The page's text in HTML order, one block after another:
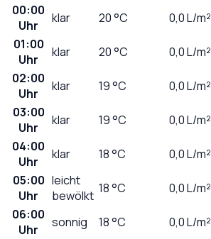
00:00
Uhr
klar 20°C 0,0L/m²
01:00
Uhr
klar 20°C 0,0L/m²
02:00
Uhr
klar 19°C 0,0L/m²
03:00
Uhr
klar 19°C 0,0L/m²
04:00
Uhr
klar 18°C 0,0L/m²
05:00
Uhr
leicht
bewölkt 18°C 0,0L/m²
06:00
Uhr
sonnig 18°C 0,0L/m²